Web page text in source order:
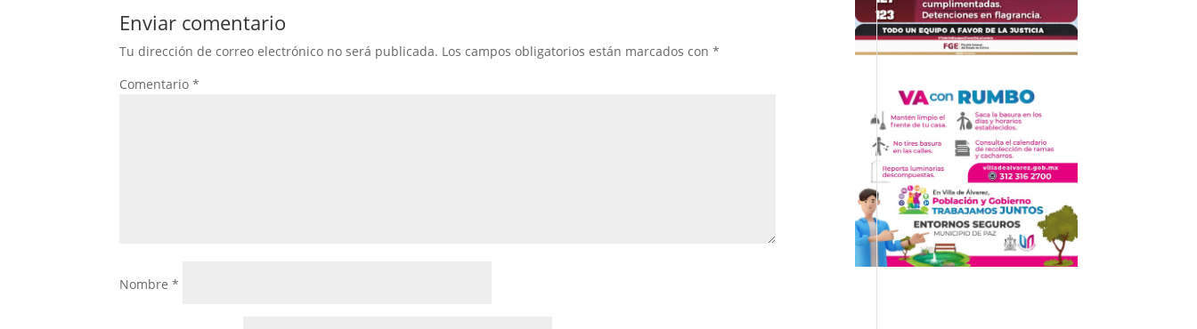
Enviar comentario
Tu dirección de correo electrónico no será publicada. Los campos obligatorios están marcados con*
Comentario*
Nombre*